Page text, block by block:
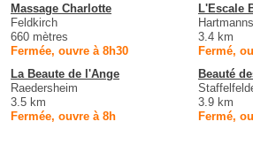
Massage Charlotte
Feldkirch
660 mètres
Fermée, ouvre à 8h30
L'Escale
3.4 km
Fermé,
La Beaute de l'Ange
Raedersheim
3.5 km
Fermée, ouvre à 8h
Beauté
3.9 km
Fermé,